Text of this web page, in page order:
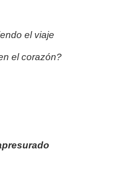
el viaje
el corazón?